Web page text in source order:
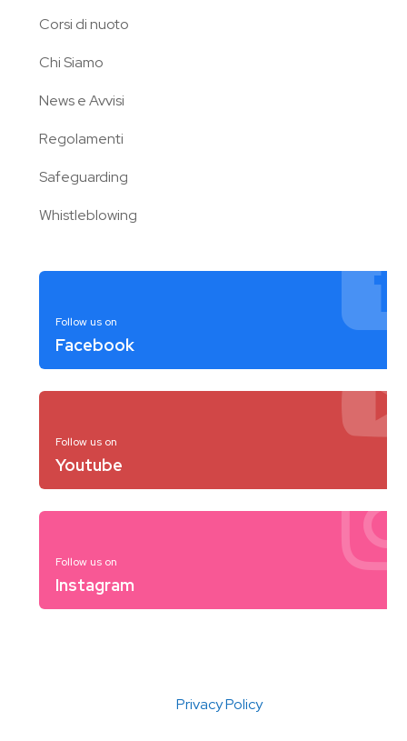
Corsi di nuoto
Chi Siamo
News e Avvisi
Regolamenti
Safeguarding
Whistleblowing
Follow us on
Facebook
Follow us on
Youtube
Follow us on
Instagram
Privacy Policy